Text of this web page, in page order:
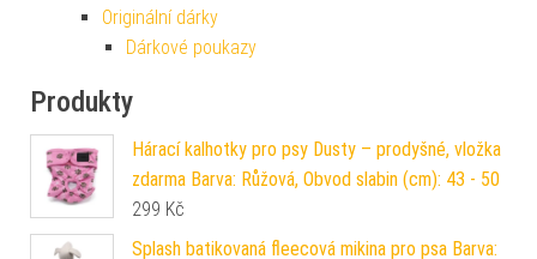
Originální dárky
Dárkové poukazy
Produkty
Hárací kalhotky pro psy Dusty – prodyšné, vložka
zdarma Barva: Růžová, Obvod slabin (cm): 43 - 50
299 Kč
Splash batikovaná fleecová mikina pro psa Barva: